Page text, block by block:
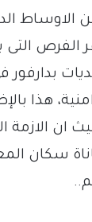
الاوساط
الفرص
هذا
ان الازمة
سكان